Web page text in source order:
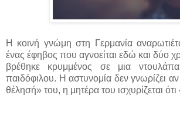
Η κοινή γνώμη στη Γερμανία
ένας έφηβος που αγνοείται εδώ και δύο
βρέθηκε κρυμμένος σε μια
παιδόφιλου. Η αστυνομία δεν γνωρίζει
θέλησή» του, η μητέρα του ισχυρίζεται